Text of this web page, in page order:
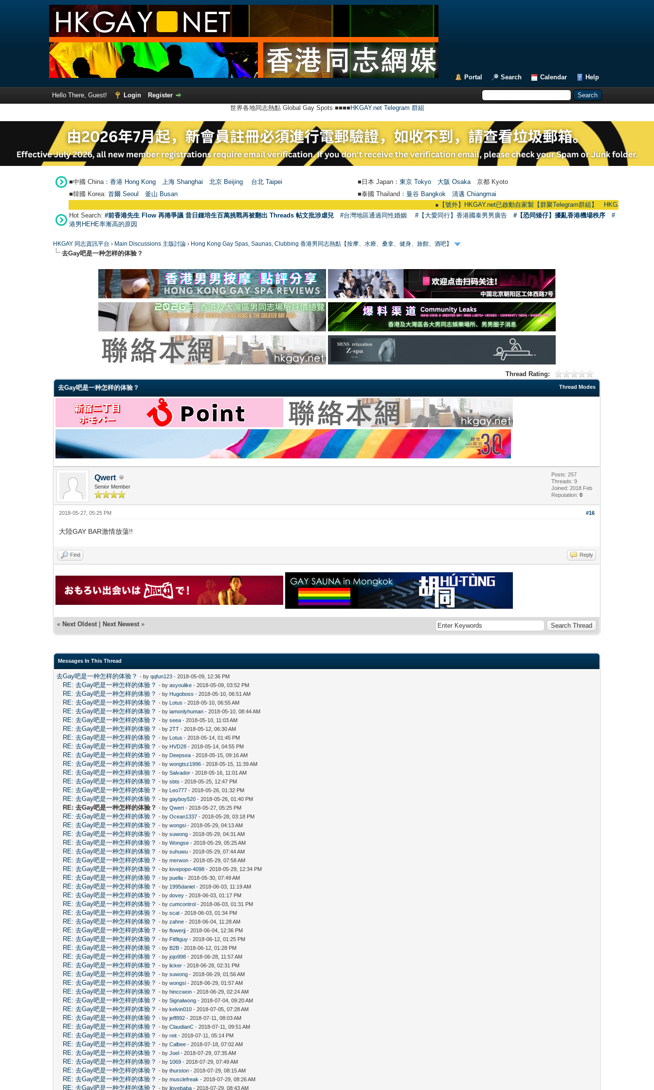
Portal Search Calendar Help
Hello There, Guest! Login
Register
世界各地同志熱點 Global Gay Spots ■■■■ HKGAY.net Telegram 群組
■中國 China： 香港 Hong Kong 上海 Shanghai 北京 Beijing 台北 Taipei ■日本 Japan： 東京 Tokyo 大阪 Osaka 京都 Kyoto
■韓國 Korea: 首爾 Seou 釜山 Busan ■泰國 Thailand： 曼谷 Bangkok
清邁 Chiangmai
【號外】HKGAY.net已啟動自家製【群聚Telegram群組】 HKGAY.net has already
Hot Search: #前香港先生 Flow 再捲爭議 昔日鍾培生百萬挑戰再被翻出 Threads 帖文批涉虐兒 #台灣地區通過同性婚姻 #【大愛同行】香港國泰男男廣告 #【恐同矮仔】擾亂香港機場秩序
#
港男HEHE率漸高的原因
HKGAY 同志資訊平台 › Main Discussions 主版討論 › Hong Kong Gay Spas, Saunas, Clubbing 香港男同志熱點【按摩、水療、桑拿、健身、旅館、酒吧】
去Gay吧是一种怎样的体验？
Thread Rating:
Thread Modes
去Gay吧是一种怎样的体验？
Qwert
Senior Member
Posts: 257
Threads: 9
Joined: 2018 Feb
Reputation:0
#16
2018-05-27, 05:25 PM
大陸GAY BAR激情放蕩!!
Find Reply
« Next Oldest | Next Newest »
Messages In This Thread
去Gay吧是一种怎样的体验？ - byqqfun123 - 2018-05-09, 12:36 PM
RE: 去Gay吧是一种怎样的体验？ - byasyoulike - 2018-05-09, 03:52 PM
RE: 去Gay吧是一种怎样的体验？ - by Hugoboss - 2018-05-10, 06:51 AM
RE: 去Gay吧是一种怎样的体验？ - by Lotus - 2018-05-10, 06:55 AM
RE: 去Gay吧是一种怎样的体验？ - byiamonlyhuman - 2018-05-10, 08:44 AM
RE: 去Gay吧是一种怎样的体验？ - byseea - 2018-05-10, 11:03 AM
RE: 去Gay吧是一种怎样的体验？ - by2TT - 2018-05-12, 06:30 AM
RE: 去Gay吧是一种怎样的体验？ - by Lotus - 2018-05-14, 01:45 PM
RE: 去Gay吧是一种怎样的体验？ - by HVD28 - 2018-05-14, 04:55 PM
RE: 去Gay吧是一种怎样的体验？ - by Deepsea - 2018-05-15, 09:16 AM
RE: 去Gay吧是一种怎样的体验？ - bywongtsz1996 - 2018-05-15, 11:39 AM
RE: 去Gay吧是一种怎样的体验？ - bySalvador - 2018-05-16, 11:01 AM
RE: 去Gay吧是一种怎样的体验？ - bysbts - 2018-05-25, 12:47 PM
RE: 去Gay吧是一种怎样的体验？ - by Leo777 - 2018-05-26, 01:32 PM
RE: 去Gay吧是一种怎样的体验？ - bygayboy520 - 2018-05-26, 01:40 PM
RE: 去Gay吧是一种怎样的体验？ - byQwert - 2018-05-27, 05:25 PM
RE: 去Gay吧是一种怎样的体验？ - byOcean1337 - 2018-05-28, 03:18 PM
RE: 去Gay吧是一种怎样的体验？ - bywongsi - 2018-05-29, 04:13 AM
RE: 去Gay吧是一种怎样的体验？ - bysuwong - 2018-05-29, 04:31 AM
RE: 去Gay吧是一种怎样的体验？ - byWongse - 2018-05-29, 05:25 AM
RE: 去Gay吧是一种怎样的体验？ - bysuhuwu - 2018-05-29, 07:44 AM
RE: 去Gay吧是一种怎样的体验？ - bymerwon - 2018-05-29, 07:58 AM
RE: 去Gay吧是一种怎样的体验？ - bylovepopo-4098 - 2018-05-29, 12:34 PM
RE: 去Gay吧是一种怎样的体验？ - bypuella - 2018-05-30, 07:49 AM
RE: 去Gay吧是一种怎样的体验？ - by 1995daniel - 2018-06-03, 11:19 AM
RE: 去Gay吧是一种怎样的体验？ - bydovey - 2018-06-03, 01:17 PM
RE: 去Gay吧是一种怎样的体验？ - bycumcontrol - 2018-06-03, 01:31 PM
RE: 去Gay吧是一种怎样的体验？ - byscat - 2018-06-03, 01:34 PM
RE: 去Gay吧是一种怎样的体验？ - byzahne - 2018-06-04, 11:28 AM
RE: 去Gay吧是一种怎样的体验？ - byflowerjj - 2018-06-04, 12:36 PM
RE: 去Gay吧是一种怎样的体验？ - by Fitfitguy - 2018-06-12, 01:25 PM
RE: 去Gay吧是一种怎样的体验？ - by B2B - 2018-06-12, 01:28 PM
RE: 去Gay吧是一种怎样的体验？ - byjojo998 - 2018-06-28, 11:57 AM
RE: 去Gay吧是一种怎样的体验？ - bylicker - 2018-06-28, 02:31 PM
RE: 去Gay吧是一种怎样的体验？ - bysuwong - 2018-06-29, 01:56 AM
RE: 去Gay吧是一种怎样的体验？ - bywongsi - 2018-06-29, 01:57 AM
RE: 去Gay吧是一种怎样的体验？ - byhinccwon - 2018-06-29, 02:24 AM
RE: 去Gay吧是一种怎样的体验？ - bySignalwong - 2018-07-04, 09:20 AM
RE: 去Gay吧是一种怎样的体验？ - bykelvin010 - 2018-07-05, 07:28 AM
RE: 去Gay吧是一种怎样的体验？ - byjeff892 - 2018-07-11, 08:03 AM
RE: 去Gay吧是一种怎样的体验？ - byClaudianC - 2018-07-11, 09:51 AM
RE: 去Gay吧是一种怎样的体验？ - byreit - 2018-07-11, 05:14 PM
RE: 去Gay吧是一种怎样的体验？ - byCalbee - 2018-07-18, 07:02 AM
RE: 去Gay吧是一种怎样的体验？ - byJoel - 2018-07-29, 07:35 AM
RE: 去Gay吧是一种怎样的体验？ - by 1069 - 2018-07-29, 07:49 AM
RE: 去Gay吧是一种怎样的体验？ - bythurston - 2018-07-29, 08:15 AM
RE: 去Gay吧是一种怎样的体验？ - bymusclefreak - 2018-07-29, 08:26 AM
RE: 去Gay吧是一种怎样的体验？ - byilovebaba - 2018-07-29, 08:43 AM